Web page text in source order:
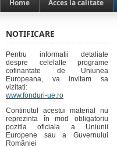
Home Acces la calitate
NOTIFICARE
Pentru informatii detaliate
despre celelalte programe
cofinantate de Uniunea
Europeana, va invitam sa
vizitati:
www.fonduri-ue.ro
Continutul acestui material nu
reprezinta în mod obligatoriu
pozitia oficiala a Uniunii
Europene sau a Guvernului
României